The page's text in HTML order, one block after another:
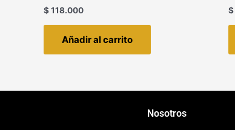
$118.000
Añadir al carrito
$
Nosotros